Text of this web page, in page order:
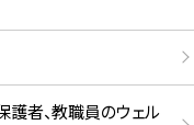
護者、教職員のウェル